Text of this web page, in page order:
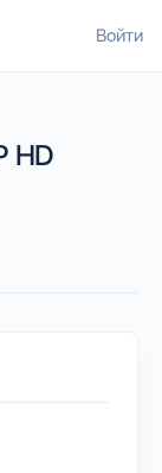
Войти
HD